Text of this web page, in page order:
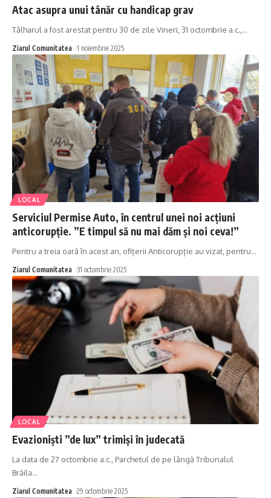
Atac asupra unui tânăr cu handicap grav
Tâlharul a fost arestat pentru 30 de zile Vineri, 31 octombrie a.c., …
Ziarul Comunitatea 1 noiembrie 2025
LOCAL
Serviciul Permise Auto, în centrul unei noi acțiuni
anticorupție. ”E timpul să nu mai dăm și noi ceva!”
Pentru a treia oară în acest an, ofițerii Anticorupție au vizat, pentru…
Ziarul Comunitatea 31 octombrie 2025
LOCAL
Evazioniști ”de lux” trimiși în judecată
La data de 27 octombrie a.c., Parchetul de pe lângă Tribunalul
Brăila…
Ziarul Comunitatea 29 octombrie 2025